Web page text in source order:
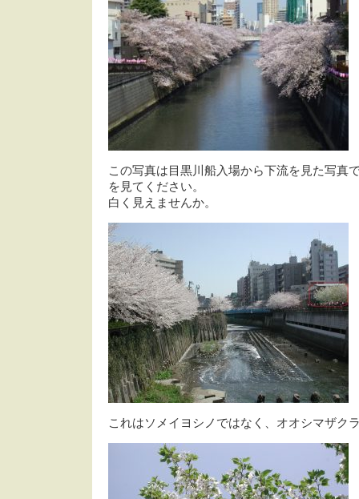
この写真は目黒川船入場から下流を見た写真
を見てください。
白く見えませんか。
これはソメイヨシノではなく、オオシマザク